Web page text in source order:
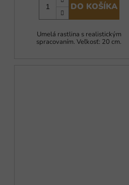
DO KOŠÍKA
Umelá rastlina s realistickým
spracovaním. Veľkosť: 20 cm.